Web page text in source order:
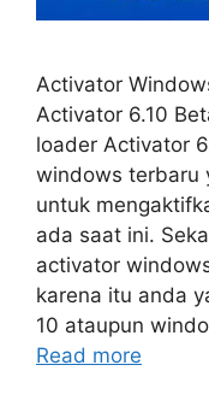
Activator
Activator 6.10
loader Activator
windows terbaru
untuk
ada saat ini.
activator
karena itu anda
10 ataupun
Read more